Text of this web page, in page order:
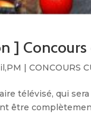
]
|CONCOURS
télévisé, qui
être